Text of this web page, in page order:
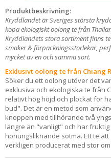
Produktbeskrivning:
Kryddlandet är Sveriges största
köpa ekologiskt oolong te från
Kryddlandets stora sortiment finns
smaker & förpackningsstorlekar,
mycket av en och samma sort.
Exklusivt oolong te från Chiang
Söker du ett oolong utöver det
exklusiva och ekologiska te från
relativt hög höjd och plockat för
bud". Det är en metod som
knoppen med tillhörande två
längre än "vanligt" och har
honungsliknande sötma. Ett te
verkligen producerat med stor